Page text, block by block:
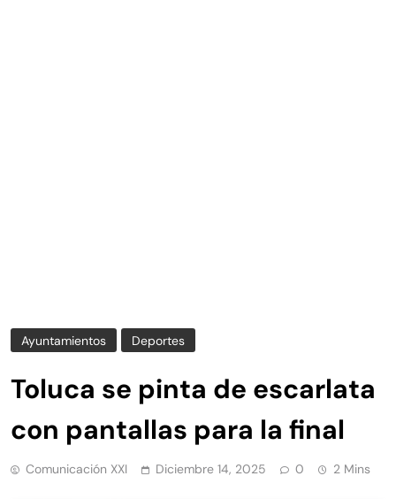
Ayuntamientos Deportes
Toluca se pinta de escarlata
con pantallas para la final
Comunicación XXI Diciembre 14, 2025 0 2 Mins